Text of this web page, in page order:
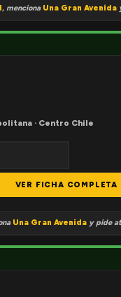
, menciona Una Gran Avenida
· Centro Chile
VER FICHA COMPLETA
Una Gran Avenida y pide